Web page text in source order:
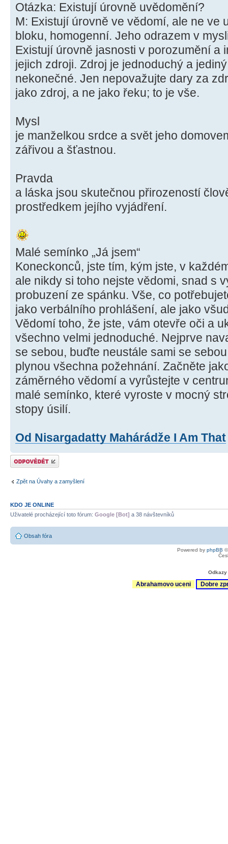
Otázka: Existují úrovně uvědomění?
M: Existují úrovně ve vědomí, ale ne ve
bloku, homogenní. Jeho odrazem v
Existují úrovně jasnosti v porozumění a
jejich zdroji. Zdroj je jednoduchý a
nekonečné. Jen nepovažujte dary za
jako zdroj, a ne jako řeku; to je vše.
Mysl
je manželkou srdce a svět jeho
zářivou a šťastnou.
Pravda
a láska jsou skutečnou přirozeností
prostředkem jejího vyjádření.
Malé semínko „Já jsem“
Koneckonců, jste tím, kým jste, v
ale nikdy si toho nejste vědomi, snad s
probuzení ze spánku. Vše, co
jako verbálního prohlášení, ale jako
Vědomí toho, že jste, vám otevře oči a
všechno velmi jednoduché. Nejprve
se sebou, buďte neustále sami se
plynou všechna požehnání. Začněte
záměrného vědomí a vyrůstejte v
malé semínko, které vyroste v mocný
stopy úsilí.
Od Nisargadatty Mahárádže I Am That
Odeslat odpověď
Zpět na Úvahy a zamyšlení
KDO JE ONLINE
Uživatelé procházející toto fórum: Google [Bot] a 38 návštevníků
Obsah fóra
Powered by phpBB
Abrahamovo uceni Dobre